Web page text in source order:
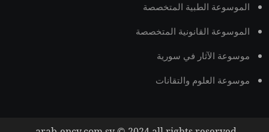
الموسوعة الطبية المتخصصة
الموسوعة القانونية المتخصصة
موسوعة الآثار في سورية
موسوعة العلوم والتقانات